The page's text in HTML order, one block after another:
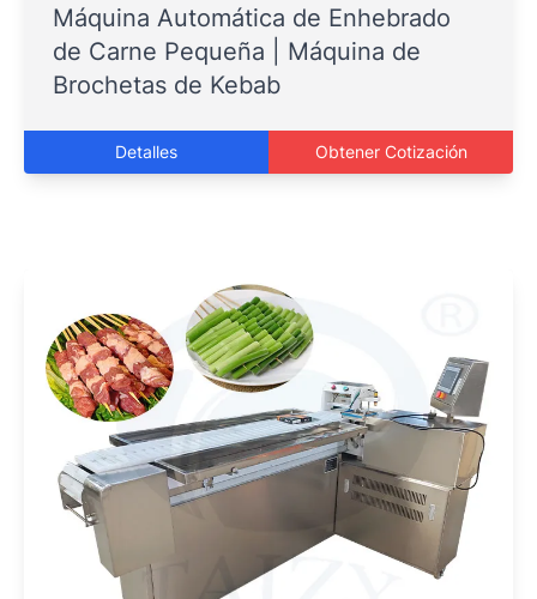
Máquina Automática de Enhebrado
de Carne Pequeña | Máquina de
Brochetas de Kebab
Detalles Obtener Cotización